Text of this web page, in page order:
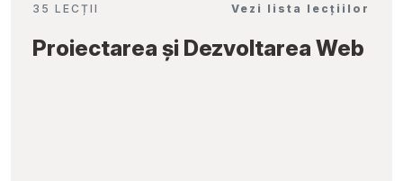
35 LECȚII Vezi lista lecțiilor
Proiectarea și Dezvoltarea Web